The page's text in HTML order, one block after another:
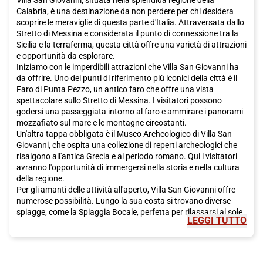
Calabria, è una destinazione da non perdere per chi desidera
scoprire le meraviglie di questa parte d'Italia. Attraversata dallo
Stretto di Messina e considerata il punto di connessione tra la
Sicilia e la terraferma, questa città offre una varietà di attrazioni
e opportunità da esplorare.
Iniziamo con le imperdibili attrazioni che Villa San Giovanni ha
da offrire. Uno dei punti di riferimento più iconici della città è il
Faro di Punta Pezzo, un antico faro che offre una vista
spettacolare sullo Stretto di Messina. I visitatori possono
godersi una passeggiata intorno al faro e ammirare i panorami
mozzafiato sul mare e le montagne circostanti.
Un'altra tappa obbligata è il Museo Archeologico di Villa San
Giovanni, che ospita una collezione di reperti archeologici che
risalgono all'antica Grecia e al periodo romano. Qui i visitatori
avranno l'opportunità di immergersi nella storia e nella cultura
della regione.
Per gli amanti delle attività all'aperto, Villa San Giovanni offre
numerose possibilità. Lungo la sua costa si trovano diverse
spiagge, come la Spiaggia Bocale, perfetta per rilassarsi al sole
o fare una nuotata rinfrescante nel Mar Ionio. I visitatori
LEGGI TUTTO